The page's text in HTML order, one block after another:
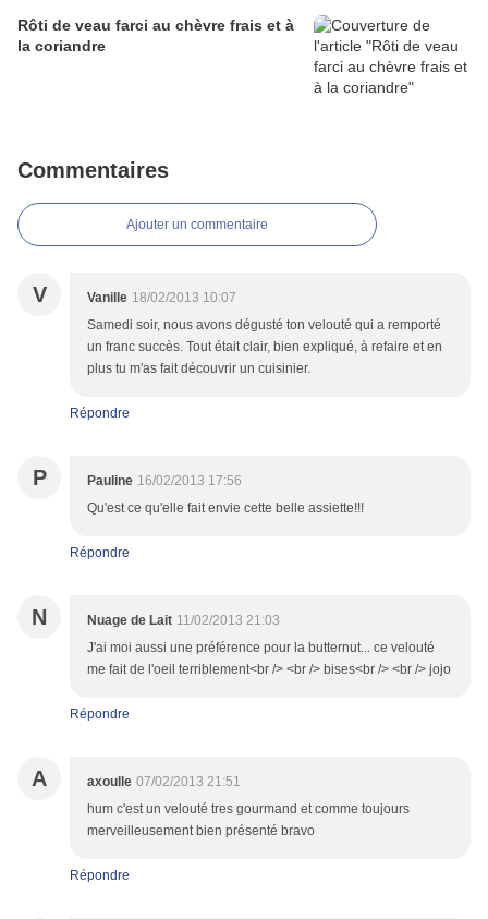
Rôti de veau farci au chèvre frais et à
la coriandre
Commentaires
Ajouter un commentaire
V Vanille 18/02/2013 10:07
Samedi soir, nous avons dégusté ton velouté qui a remporté
un franc succès. Tout était clair, bien expliqué, à refaire et en
plus tu m'as fait découvrir un cuisinier.
Répondre
P Pauline 16/02/2013 17:56
Qu'est ce qu'elle fait envie cette belle assiette!!!
Répondre
N Nuage de Lait 11/02/2013 21:03
J'ai moi aussi une préférence pour la butternut... ce velouté
me fait de l'oeil terriblement<br /> <br /> bises<br /> <br /> jojo
Répondre
A axoulle 07/02/2013 21:51
hum c'est un velouté tres gourmand et comme toujours
merveilleusement bien présenté bravo
Répondre